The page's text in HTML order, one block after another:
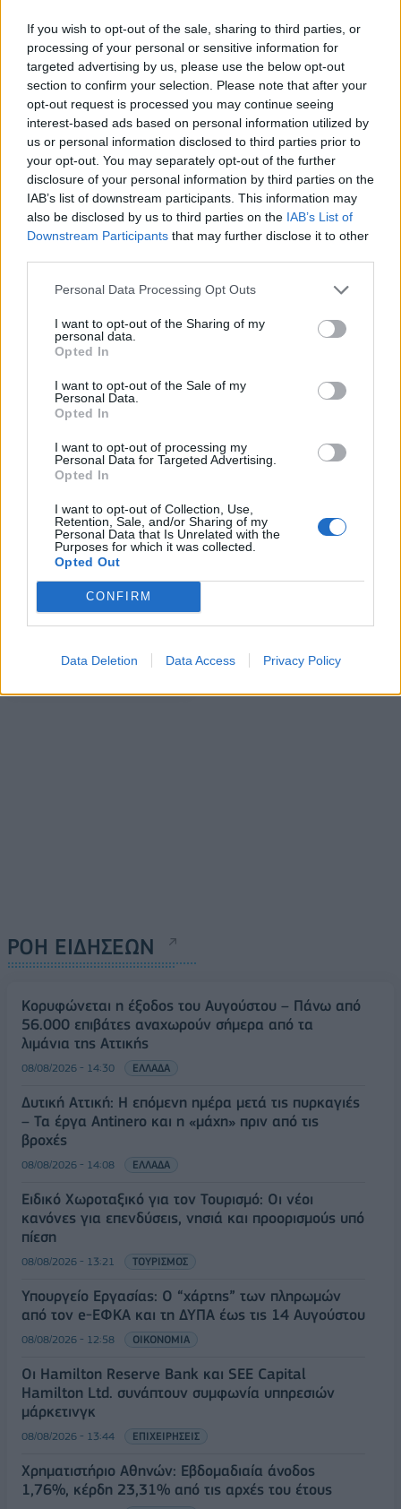
If you wish to opt-out of the sale, sharing to third parties, or
processing of your personal or sensitive information for
targeted advertising by us, please use the below opt-out
section to confirm your selection. Please note that after your
opt-out request is processed you may continue seeing
interest-based ads based on personal information utilized by
us or personal information disclosed to third parties prior to
your opt-out. You may separately opt-out of the further
disclosure of your personal information by third parties on the
IAB’s list of downstream participants. This information may
also be disclosed by us to third parties on the IAB’s List of
Downstream Participants that may further disclose it to other
Personal Data Processing Opt Outs
I want to opt-out of the Sharing of my
personal data.
Opted In
I want to opt-out of the Sale of my
Personal Data.
Opted In
I want to opt-out of processing my
Personal Data for Targeted Advertising.
Opted In
I want to opt-out of Collection, Use,
Retention, Sale, and/or Sharing of my
Personal Data that Is Unrelated with the
Purposes for which it was collected.
Opted Out
CONFIRM
Data Deletion Data Access Privacy Policy
Η Chery επενδύει 75 εκατ. δολάρια στην KG Mobility
Το FIAT 500 Hybrid τώρα από
18.990 ευρώ
Ατρόμητος και Novibet
συνεχίζουν μαζί: Ανανέωση της
συνεργασίας τους μέχρι το
2028
18η συνεχόμενη χρονιά για τον ΟΤΕ στη διεθνή σειρά δεικτών
Alpha Bank: Για πρώτη φορά το Αρχαίο Θέατρο Επιδαύρου άνοιξε τις
πύλες του σε όλους
ΠΕΡΙΣΣΌΤΕΡΑ ΣΕ ΑΥΤΉ ΤΗΝ ΚΑΤΗΓΟΡΊΑ
Η Westnet κορυφαίος
Awards
Η Izidocs επιτυγχάνει
ΡΟΗ ΕΙΔΗΣΕΩΝ
Κορυφώνεται η έξοδος του Αυγούστου – Πάνω από
56.000 επιβάτες αναχωρούν σήμερα από τα
λιμάνια της Αττικής
08/08/2026 - 14:30 ΕΛΛΑΔΑ
Δυτική Αττική: Η επόμενη ημέρα μετά τις πυρκαγιές
– Τα έργα Antinero και η «μάχη» πριν από τις
βροχές
08/08/2026 - 14:08 ΕΛΛΑΔΑ
Ειδικό Χωροταξικό για τον Τουρισμό: Οι νέοι
κανόνες για επενδύσεις, νησιά και προορισμούς υπό
πίεση
08/08/2026 - 13:21 ΤΟΥΡΙΣΜΟΣ
Υπουργείο Εργασίας: Ο “χάρτης” των πληρωμών
από τον e-ΕΦΚΑ και τη ΔΥΠΑ έως τις 14 Αυγούστου
08/08/2026 - 12:58 ΟΙΚΟΝΟΜΙΑ
Οι Hamilton Reserve Bank και SEE Capital
Hamilton Ltd. συνάπτουν συμφωνία υπηρεσιών
μάρκετινγκ
08/08/2026 - 13:44 ΕΠΙΧΕΙΡΗΣΕΙΣ
Χρηματιστήριο Αθηνών: Εβδομαδιαία άνοδος
1,76%, κέρδη 23,31% από τις αρχές του έτους